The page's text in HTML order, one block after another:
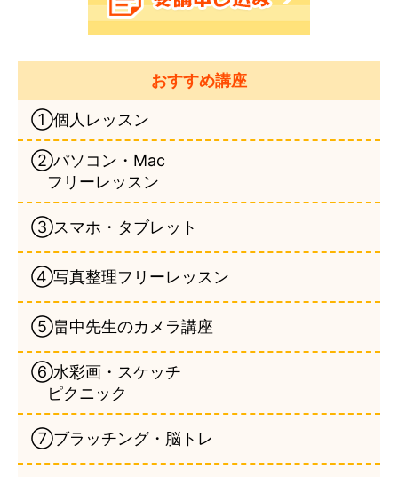
おすすめ講座
①個人レッスン
②パソコン・Mac
フリーレッスン
③スマホ・タブレット
④写真整理フリーレッスン
⑤畠中先生のカメラ講座
⑥水彩画・スケッチ
ピクニック
⑦ブラッチング・脳トレ